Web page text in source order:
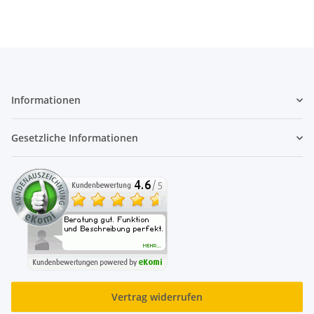
Informationen
Gesetzliche Informationen
Vertrag widerrufen